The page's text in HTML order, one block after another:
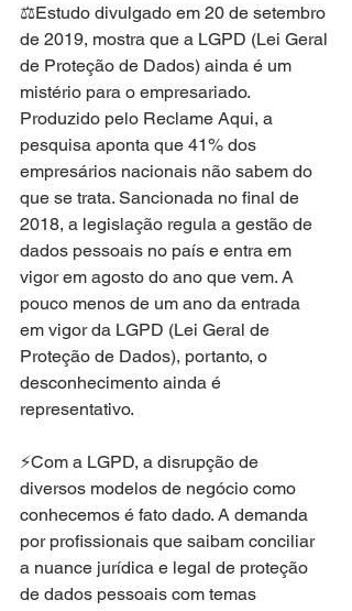
⚖Estudo divulgado em 20 de setembro
de 2019, mostra que a LGPD (Lei Geral
de Proteção de Dados) ainda é um
mistério para o empresariado.
Produzido pelo Reclame Aqui, a
pesquisa aponta que 41% dos
empresários nacionais não sabem do
que se trata. Sancionada no final de
2018, a legislação regula a gestão de
dados pessoais no país e entra em
vigor em agosto do ano que vem. A
pouco menos de um ano da entrada
em vigor da LGPD (Lei Geral de
Proteção de Dados), portanto, o
desconhecimento ainda é
representativo.
⚡️Com a LGPD, a disrupção de
diversos modelos de negócio como
conhecemos é fato dado. A demanda
por profissionais que saibam conciliar
a nuance jurídica e legal de proteção
de dados pessoais com temas